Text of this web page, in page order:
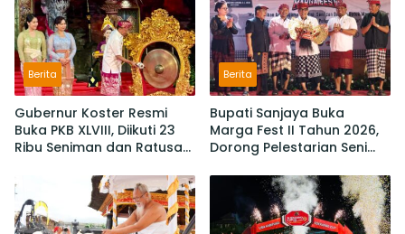
Berita
Gubernur Koster Resmi
Buka PKB XLVIII, Diikuti 23
Ribu Seniman dan Ratusan
IKM/UMKM Digratiskan
Berita
Bupati Sanjaya Buka
Marga Fest II Tahun 2026,
Dorong Pelestarian Seni
Potensi Lokal